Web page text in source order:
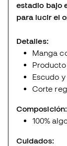
estadio bajo
para lucir el
Detalles:
Manga
Escudo
Corte
Composición:
100%
Cuidados: